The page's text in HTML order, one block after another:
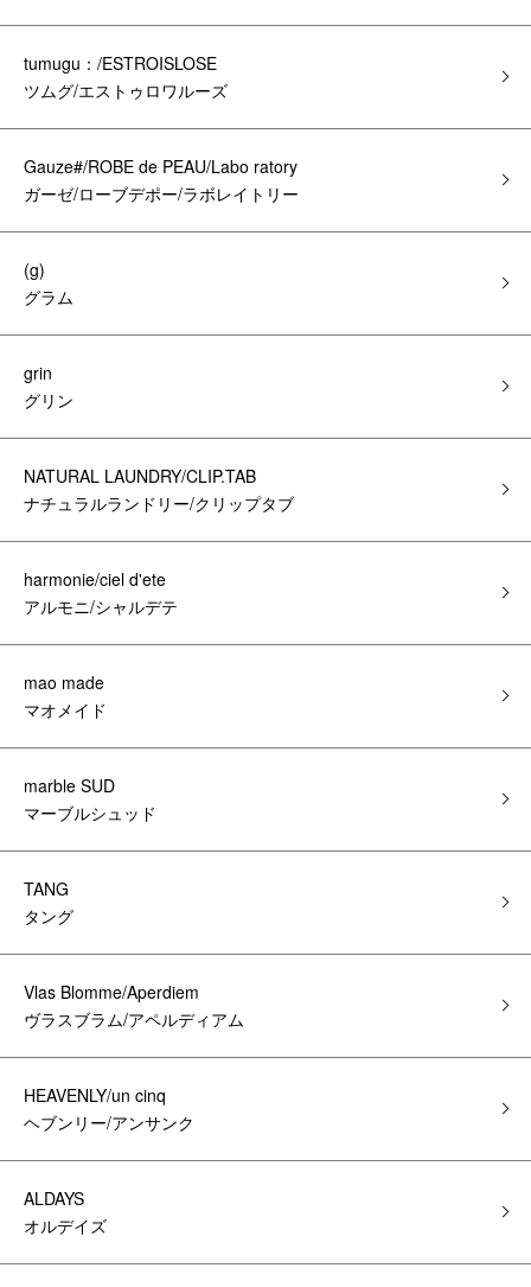
tumugu：/ESTROISLOSE
ツムグ/エストゥロワルーズ
Gauze#/ROBE de PEAU/Labo ratory
ガーゼ/ローブデポー/ラボレイトリー
(g)
グラム
grin
グリン
NATURAL LAUNDRY/CLIP.TAB
ナチュラルランドリー/クリップタブ
harmonie/ciel d'ete
アルモニ/シャルデテ
mao made
マオメイド
marble SUD
マーブルシュッド
TANG
タング
Vlas Blomme/Aperdiem
ヴラスブラム/アペルディアム
HEAVENLY/un cinq
ヘブンリー/アンサンク
ALDAYS
オルデイズ